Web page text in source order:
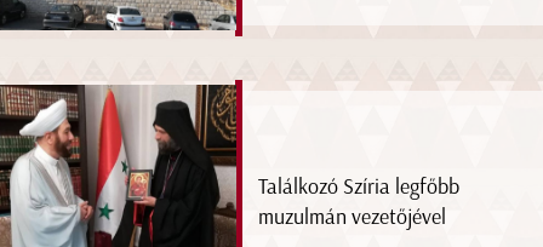
Találkozó Szíria legfőbb
muzulmán vezetőjével